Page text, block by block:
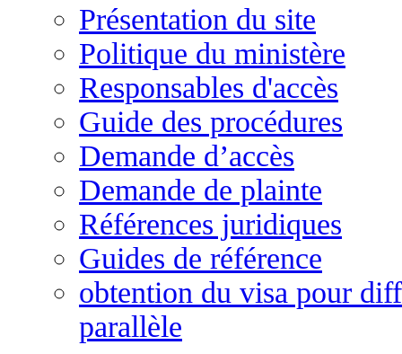
Présentation du site
Politique du ministère
Responsables d'accès
Guide des procédures
Demande d’accès
Demande de plainte
Références juridiques
Guides de référence
obtention du visa pour
parallèle